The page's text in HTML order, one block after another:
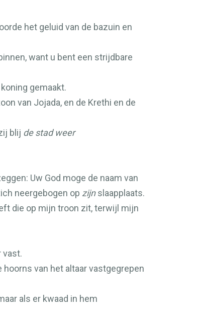
het geluid van de bazuin en
want u bent een strijdbare
gemaakt.
van Jojada, en de Krethi en de
blij de stad weer
Uw God moge de naam van
neergebogen op zijnslaapplaats.
die op mijn troon zit, terwijl mijn
vast.
van het altaar vastgegrepen
als er kwaad in hem